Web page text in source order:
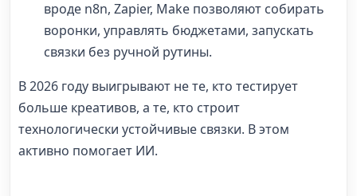
вроде n8n, Zapier, Make позволяют собирать
воронки, управлять бюджетами, запускать
связки без ручной рутины.
В 2026 году выигрывают не те, кто тестирует
больше креативов, а те, кто строит
технологически устойчивые связки. В этом
активно помогает ИИ.